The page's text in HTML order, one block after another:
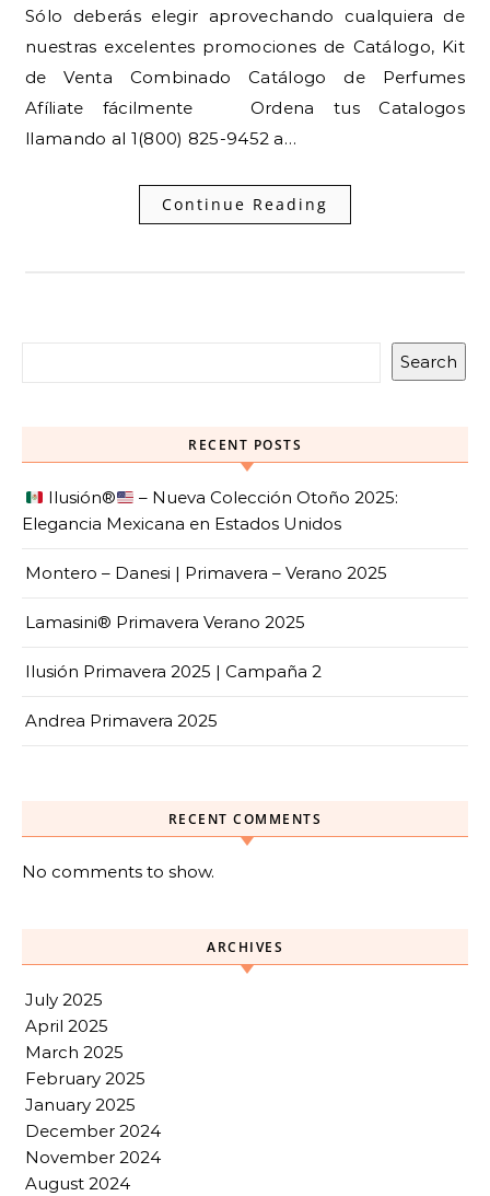
Sólo deberás elegir aprovechando cualquiera de
nuestras excelentes promociones de Catálogo, Kit
de Venta Combinado Catálogo de Perfumes
Afíliate fácilmente Ordena tus Catalogos
llamando al 1(800) 825-9452 a…
Continue Reading
Search
RECENT POSTS
Ilusión®️
– Nueva Colección Otoño 2025:
Elegancia Mexicana en Estados Unidos
Montero – Danesi | Primavera – Verano 2025
Lamasini® Primavera Verano 2025
Ilusión Primavera 2025 | Campaña 2
Andrea Primavera 2025
RECENT COMMENTS
No comments to show.
ARCHIVES
July 2025
April 2025
March 2025
February 2025
January 2025
December 2024
November 2024
August 2024